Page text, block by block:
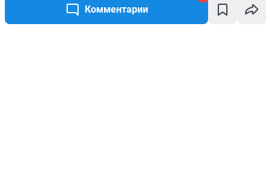
Комментарии